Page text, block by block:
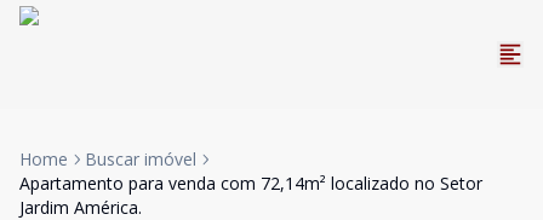
Home
Buscar imóvel
Apartamento para venda com 72,14m² localizado no Setor
Jardim América.